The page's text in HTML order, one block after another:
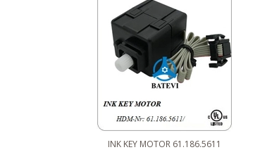
INK KEY MOTOR 61.186.5611